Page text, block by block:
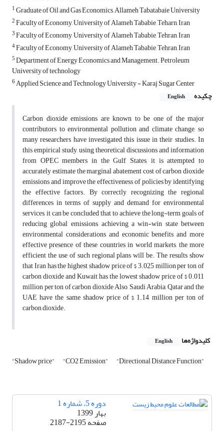
1Graduate of Oil and Gas Economics, Allameh Tabatabaie University
2Faculty of Economy, University of Alameh Tababie, Teharn, Iran
3Faculty of Economy, University of Alameh Tababie, Tehran, Iran
4Faculty of Economy, University of Alameh Tababie, Tehran, Iran
5Department of Energy Economics and Management. Petroleum
University of technology
6Applied Science and Technology University - Karaj Sugar Center
چکیده
English
Carbon dioxide emissions are known to be one of the major
contributors to environmental pollution and climate change, so
many researchers have investigated this issue in their studies. In
this empirical study, using theoretical discussions and information
from OPEC members in the Gulf States, it is attempted to
accurately estimate the marginal abatement cost of carbon dioxide
emissions and improve the effectiveness of policies by identifying
the effective factors. By correctly recognizing the regional
differences in terms of supply and demand for environmental
services, it can be concluded that to achieve the long-term goals of
reducing global emissions, achieving a win-win state between
environmental considerations and economic benefits and more
effective presence of these countries in world markets, the more
efficient the use of such regional plans will be. The results show
that Iran has the highest shadow price of $ 3.025 million per ton of
carbon dioxide and Kuwait has the lowest shadow price of $ 0.011
million per ton of carbon dioxide Also, Saudi Arabia, Qatar and the
UAE have the same shadow price of $ 1.14 million per ton of
carbon dioxide.
کلیدواژه‌ها English
“Shadow price” “CO2 Emission” “Directional Distance Function”
دوره 5، شماره 1
بهار 1399
صفحه2187-2195